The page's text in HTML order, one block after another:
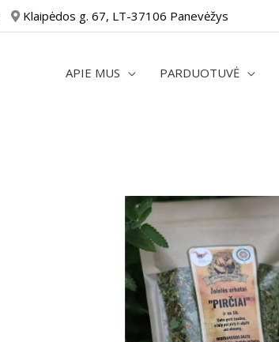
Klaipėdos g. 67, LT-37106 Panevėžys
APIE MUS PARDUOTUVĖ